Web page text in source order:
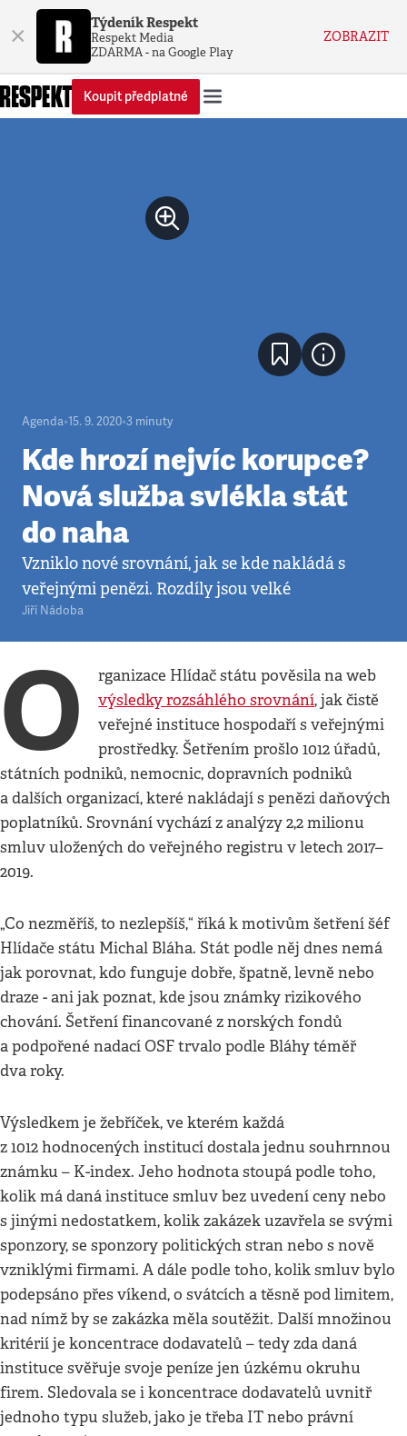
× Týdeník Respekt
Respekt Media
ZDARMA - na Google Play
ZOBRAZIT
Koupit předplatné
Agenda•15. 9. 2020•3 minuty
Kde hrozí nejvíc korupce?
Nová služba svlékla stát
do naha
Vzniklo nové srovnání, jak se kde nakládá s
veřejnými penězi. Rozdíly jsou velké
Jiří Nádoba
O
rganizace Hlídač státu pověsila na web
výsledky rozsáhlého srovnání, jak čistě
veřejné instituce hospodaří s veřejnými
prostředky. Šetřením prošlo 1012 úřadů,
státních podniků, nemocnic, dopravních podniků
a dalších organizací, které nakládají s penězi daňových
poplatníků. Srovnání vychází z analýzy 2,2 milionu
smluv uložených do veřejného registru v letech 2017–
2019.
„Co nezměříš, to nezlepšíš,“ říká k motivům šetření šéf
Hlídače státu Michal Bláha. Stát podle něj dnes nemá
jak porovnat, kdo funguje dobře, špatně, levně nebo
draze - ani jak poznat, kde jsou známky rizikového
chování. Šetření financované z norských fondů
a podpořené nadací OSF trvalo podle Bláhy téměř
dva roky.
Výsledkem je žebříček, ve kterém každá
z 1012 hodnocených institucí dostala jednu souhrnnou
známku – K-index. Jeho hodnota stoupá podle toho,
kolik má daná instituce smluv bez uvedení ceny nebo
s jinými nedostatkem, kolik zakázek uzavřela se svými
sponzory, se sponzory politických stran nebo s nově
vzniklými firmami. A dále podle toho, kolik smluv bylo
podepsáno přes víkend, o svátcích a těsně pod limitem,
nad nímž by se zakázka měla soutěžit. Další množinou
kritérií je koncentrace dodavatelů – tedy zda daná
instituce svěřuje svoje peníze jen úzkému okruhu
firem. Sledovala se i koncentrace dodavatelů uvnitř
jednoho typu služeb, jako je třeba IT nebo právní